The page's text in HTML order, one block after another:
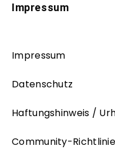
Impressum
Impressum
Datenschutz
Haftungshinweis /
Community-